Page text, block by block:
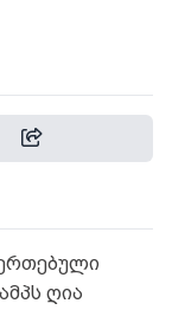
ღია